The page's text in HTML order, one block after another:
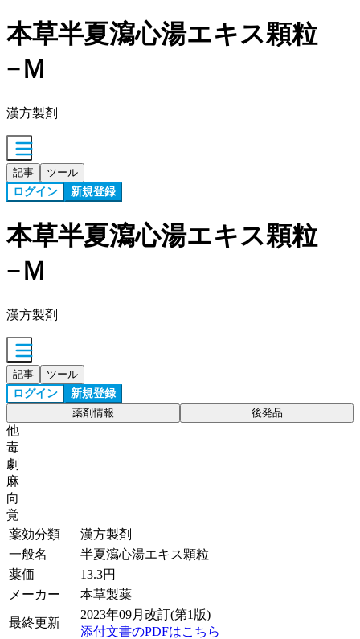
本草半夏瀉心湯エキス顆粒
−Ｍ
漢方製剤
記事 ツール
ログイン 新規登録
本草半夏瀉心湯エキス顆粒
−Ｍ
漢方製剤
記事 ツール
ログイン 新規登録
薬剤情報 後発品
他
毒
劇
麻
向
覚
薬効分類
漢方製剤
一般名
半夏瀉心湯エキス顆粒
薬価
13.3円
メーカー
本草製薬
最終更新
2023年09月改訂(第1版)
添付文書のPDFはこちら